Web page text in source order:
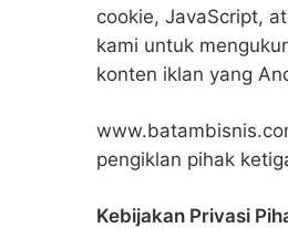
cookie, JavaScript,
kami untuk
konten iklan yang
pengiklan pihak
Kebijakan Privasi